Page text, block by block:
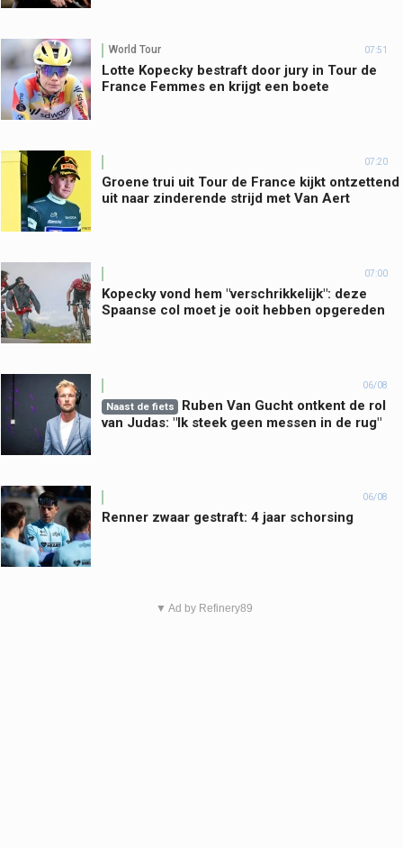
World Tour 07:51
Lotte Kopecky bestraft door jury in Tour de
France Femmes en krijgt een boete
07:20
Groene trui uit Tour de France kijkt ontzettend
uit naar zinderende strijd met Van Aert
07:00
Kopecky vond hem "verschrikkelijk": deze
Spaanse col moet je ooit hebben opgereden
06/08
Naast de fiets
Ruben Van Gucht ontkent de rol
van Judas: "Ik steek geen messen in de rug"
06/08
Renner zwaar gestraft: 4 jaar schorsing
▼ Ad by Refinery89